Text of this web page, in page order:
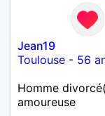
Jean19
Toulouse - 56
Homme
amoureuse